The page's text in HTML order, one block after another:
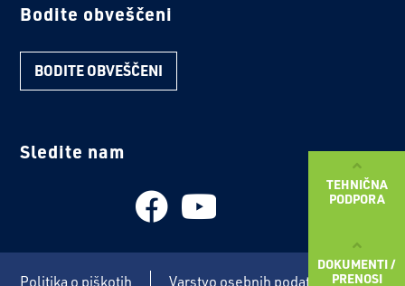
TEHNIČNA
PODPORA
DOKUMENTI /
PRENOSI
Bodite obveščeni
BODITE OBVEŠČENI
Sledite nam
Politika o piškotih Varstvo osebnih podatkov